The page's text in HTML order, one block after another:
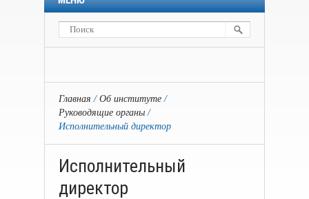
Главная
Об институте
Руководящие органы
Исполнительный директор
Исполнительный
директор